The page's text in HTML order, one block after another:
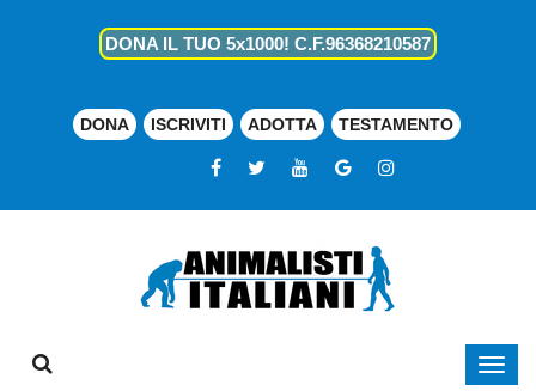
DONA IL TUO 5x1000! C.F.96368210587
DONA ISCRIVITI ADOTTA TESTAMENTO